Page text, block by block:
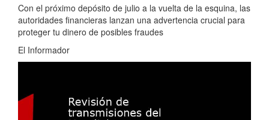
Con el próximo depósito de julio a la vuelta de la esquina, las
autoridades financieras lanzan una advertencia crucial para
proteger tu dinero de posibles fraudes
El Informador